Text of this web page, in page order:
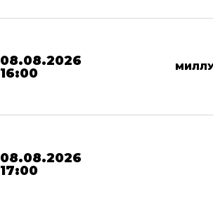
08.08.2026
16:00
08.08.2026
17:00